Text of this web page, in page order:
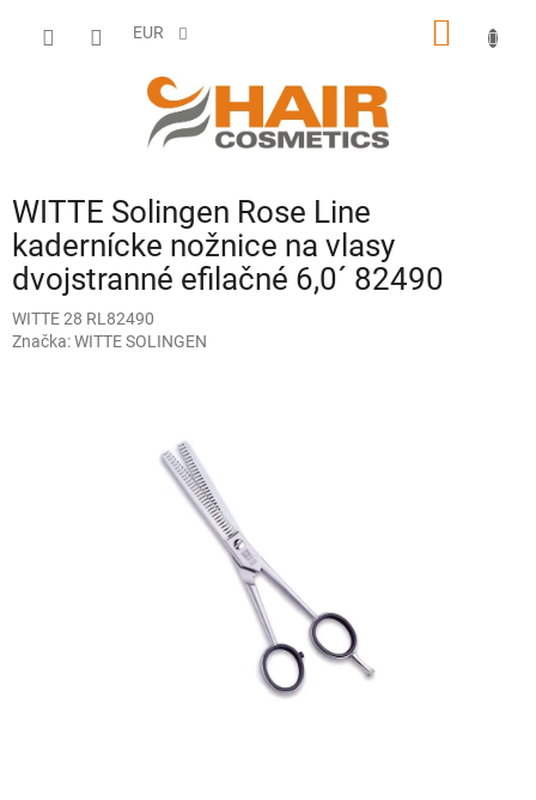
EUR
WITTE Solingen Rose Line
kadernícke nožnice na vlasy
dvojstranné efilačné 6,0´ 82490
WITTE 28 RL82490
Značka:WITTE SOLINGEN